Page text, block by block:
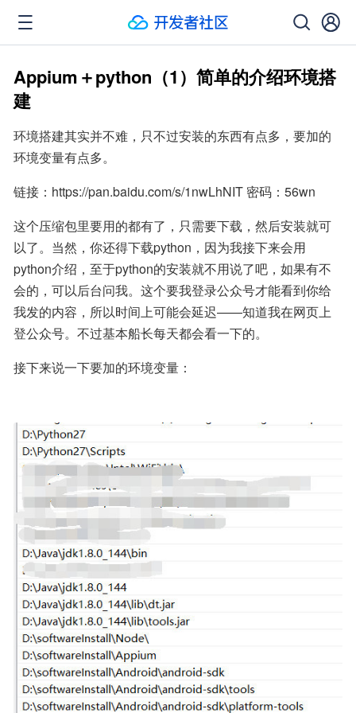
Appium＋python（1）简单的介绍环境搭
建
环境搭建其实并不难，只不过安装的东西有点多，要加的
环境变量有点多。
链接：https://pan.baidu.com/s/1nwLhNIT 密码：56wn
这个压缩包里要用的都有了，只需要下载，然后安装就可
以了。当然，你还得下载python，因为我接下来会用
python介绍，至于python的安装就不用说了吧，如果有不
会的，可以后台问我。这个要我登录公众号才能看到你给
我发的内容，所以时间上可能会延迟——知道我在网页上
登公众号。不过基本船长每天都会看一下的。
接下来说一下要加的环境变量：